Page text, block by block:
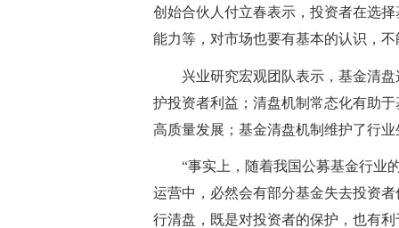
创始合伙人付立春表示，投资者在选
能力等，对市场也要有基本的认识，
兴业研究宏观团队表示，基金清
护投资者利益；清盘机制常态化有助
高质量发展；基金清盘机制维护了行
“事实上，随着我国公募基金行业
运营中，必然会有部分基金失去投资
行清盘，既是对投资者的保护，也有